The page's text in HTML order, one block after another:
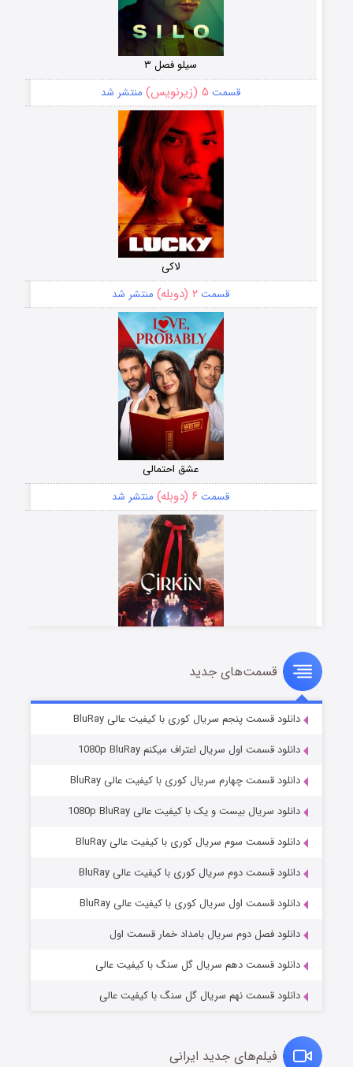
سیلو فصل ۳
قسمت ۵ (زیرنویس) منتشر شد
لاکی
قسمت ۲ (دوبله) منتشر شد
عشق احتمالی
قسمت ۶ (دوبله) منتشر شد
سریال زشت
قسمت۵ (زیرنویس) منتشر شد
وستی ها
قسمت۱ (زیرنویس) منتشر شد
قسمت‌های جدید
دانلود قسمت پنجم سریال کوری با کیفیت عالی BluRay
دانلود قسمت اول سریال اعتراف میکنم 1080p BluRay
دانلود قسمت چهارم سریال کوری با کیفیت عالی BluRay
دانلود سریال بیست و یک با کیفیت عالی 1080p BluRay
دانلود قسمت سوم سریال کوری با کیفیت عالی BluRay
دانلود قسمت دوم سریال کوری با کیفیت عالی BluRay
دانلود قسمت اول سریال کوری با کیفیت عالی BluRay
دانلود فصل دوم سریال بامداد خمار قسمت اول
دانلود قسمت دهم سریال گل سنگ با کیفیت عالی
دانلود قسمت نهم سریال گل سنگ با کیفیت عالی
فیلم‌های جدید ایرانی